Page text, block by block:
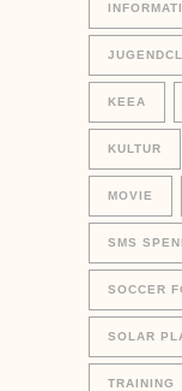
KEEA
KULTUR
MOVIE
SMS
SOCCER
SOLAR
TRAINING